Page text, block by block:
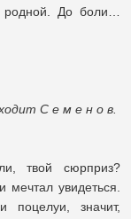
родной. До боли…
С е м е н о в.
твой сюрприз?
увидеться.
поцелуи, значит,